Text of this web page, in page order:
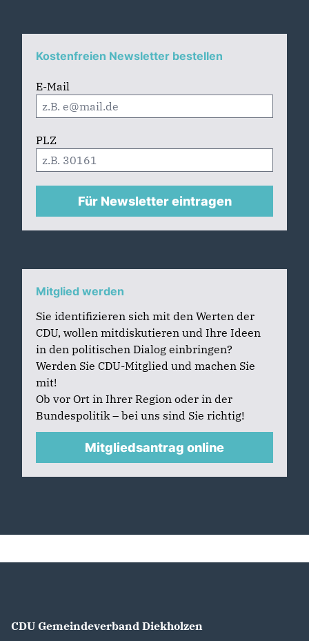
Kostenfreien Newsletter bestellen
E-Mail
PLZ
Für Newsletter eintragen
Mitglied werden
Sie identifizieren sich mit den Werten der
CDU, wollen mitdiskutieren und Ihre Ideen
in den politischen Dialog einbringen?
Werden Sie CDU-Mitglied und machen Sie
mit!
Ob vor Ort in Ihrer Region oder in der
Bundespolitik – bei uns sind Sie richtig!
Mitgliedsantrag online
CDU Gemeindeverband Diekholzen